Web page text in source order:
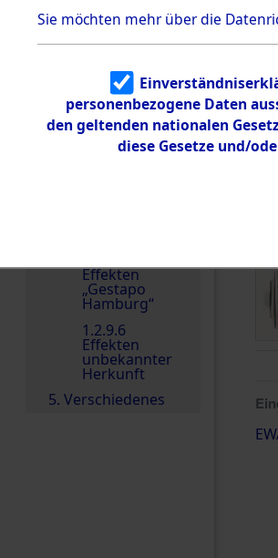
Landesentsch
ädigungsamt
Effekten aus
dem KZ
Neuengamm
e
Dokument
Effekten
„Gestapo
Hamburg“
1.2.9.6
Effekten
unbekannter
Herkunft
5. Verschiedenes
Sie möchten mehr über die
personenbezogene Daten
den geltenden nationalen
diese Gesetze und/